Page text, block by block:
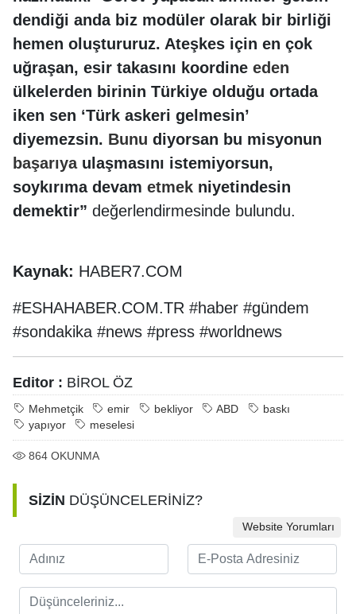
dendiği anda biz modüler olarak bir birliği
hemen oluştururuz. Ateşkes için en çok
uğraşan, esir takasını koordine eden
ülkelerden birinin Türkiye olduğu ortada
iken sen ‘Türk askeri gelmesin’
diyemezsin. Bunu diyorsan bu misyonun
başarıyaulaşmasını istemiyorsun,
soykırıma devam etmek niyetindesin
demektir” değerlendirmesinde bulundu.
Kaynak: HABER7.COM
#ESHAHABER.COM.TR #haber #gündem
#sondakika #news #press #worldnews
Editor : BİROL ÖZ
Mehmetçik emir bekliyor ABD
baskı
yapıyor
meselesi
864 OKUNMA
SİZİN DÜŞÜNCELERİNİZ?
Website Yorumları